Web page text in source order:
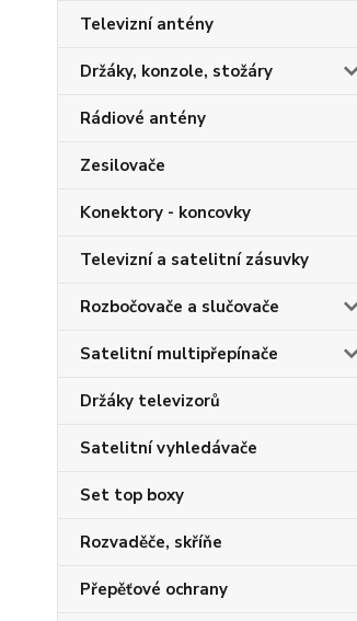
Televizní antény
Držáky, konzole, stožáry
Rádiové antény
Zesilovače
Konektory - koncovky
Televizní a satelitní zásuvky
Rozbočovače a slučovače
Satelitní multipřepínače
Držáky televizorů
Satelitní vyhledávače
Set top boxy
Rozvaděče, skříňe
Přepěťové ochrany